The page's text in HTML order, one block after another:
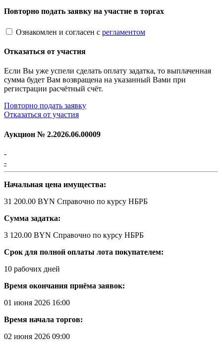
Повторно подать заявку на участие в торгах
Ознакомлен и согласен с регламентом
Отказаться от участия
Если Вы уже успели сделать оплату задатка, то выплаченная
сумма будет Вам возвращена на указанный Вами при
регистрации расчётный счёт.
Повторно подать заявку
Отказаться от участия
Аукцион № 2.2026.06.00009
-
-
Начальная цена имущества:
31 200.00 BYN Справочно по курсу НБРБ
Сумма задатка:
3 120.00 BYN Справочно по курсу НБРБ
Срок для полной оплаты лота покупателем:
10 рабочих дней
Время окончания приёма заявок:
01 июня 2026 16:00
Время начала торгов:
02 июня 2026 09:00